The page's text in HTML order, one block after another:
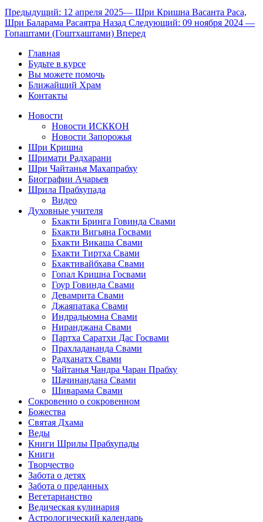
Предыдущий: 12 апреля 2025— Шри Кришна Васанта Раса,
Шри Баларама Расаятра Назад Следующий: 09 ноября 2024 —
Гопаштами (Гоштхаштами) Вперед
Главная
Будьте в курсе
Вы можете помочь
Ближайший Храм
Контакты
Новости
Новости ИСККОН
Новости Запорожья
Шри Кришна
Шримати Радхарани
Шри Чайтанья Махапрабху
Биографии Ачарьев
Шрила Прабхупада
Видео
Духовные учителя
Бхакти Бринга Говинда Свами
Бхакти Вигьяна Госвами
Бхакти Викаша Свами
Бхакти Тиртха Свами
Бхактивайбхава Свами
Гопал Кришна Госвами
Гоур Говинда Свами
Девамрита Свами
Джаяпатака Свами
Индрадьюмна Свами
Ниранджана Свами
Партха Саратхи Дас Госвами
Прахладананда Свами
Радханатх Свами
Чайтанья Чандра Чаран Прабху
Шачинандана Свами
Шиварама Свами
Сокровенно о сокровенном
Божества
Святая Дхама
Веды
Книги Шрилы Прабхупады
Книги
Творчество
Забота о детях
Забота о преданных
Вегетарианство
Ведическая кулинария
Астрологический календарь